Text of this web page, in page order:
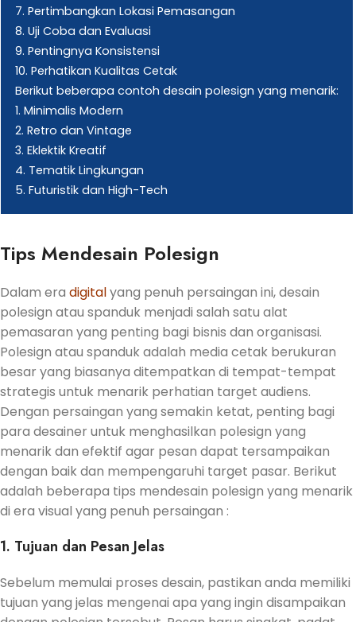
7. Pertimbangkan Lokasi Pemasangan
8. Uji Coba dan Evaluasi
9. Pentingnya Konsistensi
10. Perhatikan Kualitas Cetak
Berikut beberapa contoh desain polesign yang menarik:
1. Minimalis Modern
2. Retro dan Vintage
3. Eklektik Kreatif
4. Tematik Lingkungan
5. Futuristik dan High-Tech
Tips Mendesain Polesign
Dalam era digitalyang penuh persaingan ini, desain
polesign atau spanduk menjadi salah satu alat
pemasaran yang penting bagi bisnis dan organisasi.
Polesign atau spanduk adalah media cetak berukuran
besar yang biasanya ditempatkan di tempat-tempat
strategis untuk menarik perhatian target audiens.
Dengan persaingan yang semakin ketat, penting bagi
para desainer untuk menghasilkan polesign yang
menarik dan efektif agar pesan dapat tersampaikan
dengan baik dan mempengaruhi target pasar. Berikut
adalah beberapa tips mendesain polesign yang menarik
di era visual yang penuh persaingan :
1. Tujuan dan Pesan Jelas
Sebelum memulai proses desain, pastikan anda memiliki
tujuan yang jelas mengenai apa yang ingin disampaikan